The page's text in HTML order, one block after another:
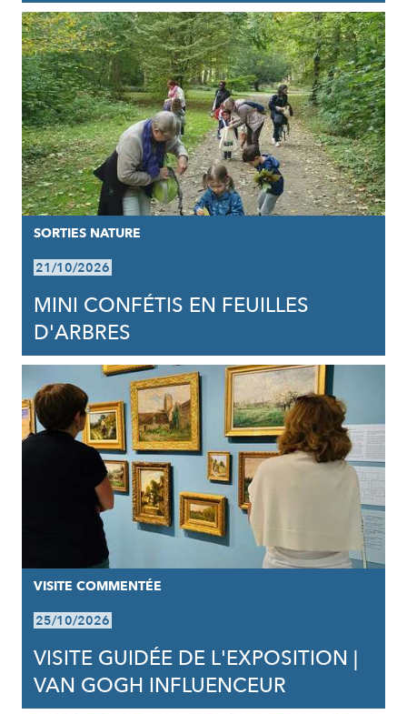
SORTIES NATURE
21/10/2026
MINI CONFÉTIS EN FEUILLES
D'ARBRES
VISITE COMMENTÉE
25/10/2026
VISITE GUIDÉE DE L'EXPOSITION |
VAN GOGH INFLUENCEUR